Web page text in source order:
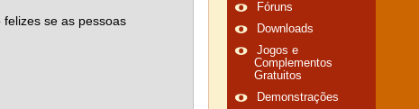
se as pessoas
Fóruns
Downloads
Jogos e
Complementos
Gratuitos
Demonstrações